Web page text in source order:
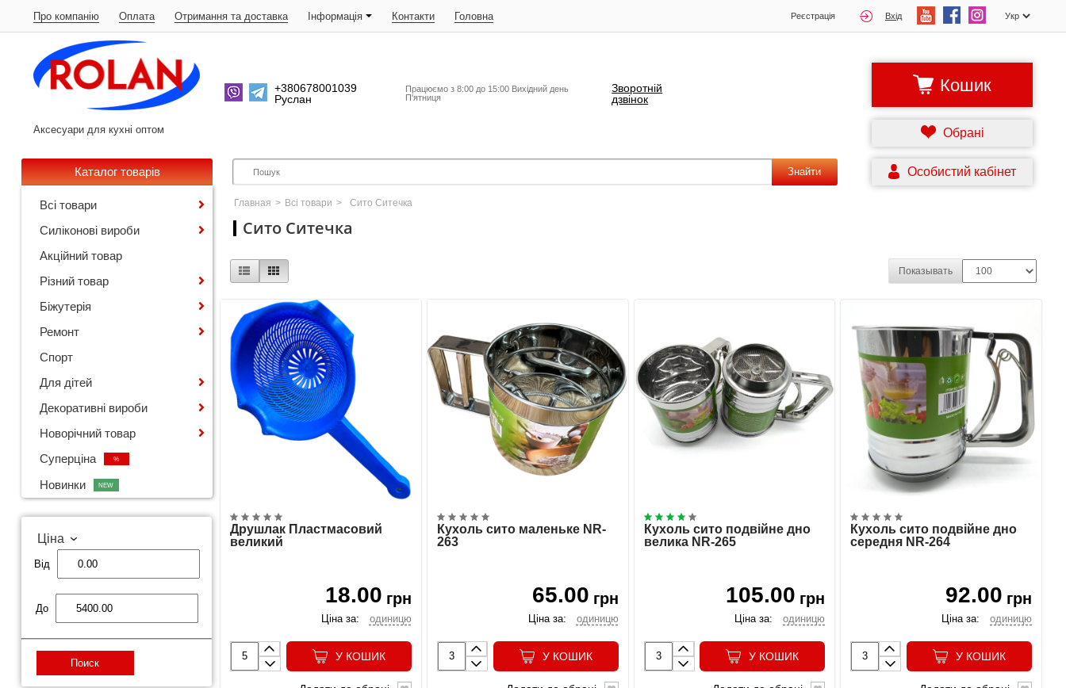
Про компанію Оплата Отримання та доставка Iнформація Контакти Головна Реєстрація Вхід
Аксесуари для кухні оптом
+380678001039
Руслан
Працюємо з 8:00 до 15:00 Вихідний день
П'ятниця
Зворотній
дзвінок
Кошик
Обрані
Каталог товарів
Всі товари
Силіконові вироби
Акційний товар
Різний товар
Біжутерія
Ремонт
Спорт
Для дітей
Декоративні вироби
Новорічний товар
Суперціна
%
Новинки NEW
Ціна
Від
До
Поиск
Знайти Особистий кабінет
Главная > Всі товари > Сито Ситечка
Сито Ситечка
Показывать
Друшлак Пластмасовий
великий
18.00 грн
Ціна за: одиницю
У КОШИК
Кухоль сито маленьке NR-
263
65.00 грн
Ціна за: одиницю
У КОШИК
Кухоль сито подвійне дно
велика NR-265
105.00 грн
Ціна за: одиницю
У КОШИК
Кухоль сито подвійне дно
середня NR-264
92.00 грн
Ціна за: одиницю
У КОШИК